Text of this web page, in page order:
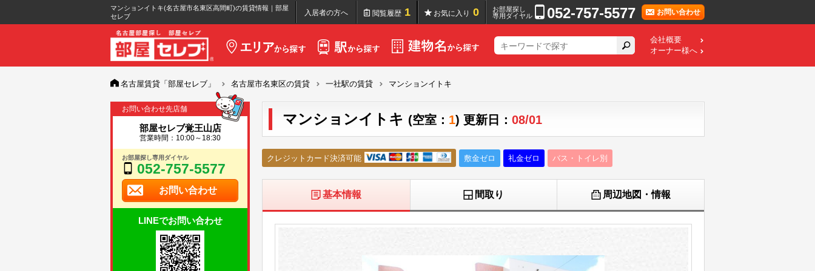
マンションイトキ(名古屋市名東区高間町)の賃貸情報｜部屋
セレブ
入居者の方へ 閲覧履歴 1 お気に入り 0
お部屋探し
専用ダイヤル
052-757-5577 お問い合わせ
会社概要
オーナー様へ
名古屋賃貸「部屋セレブ」 名古屋市名東区の賃貸 一社駅の賃貸 マンションイトキ
お問い合わせ先店舗
部屋セレブ覚王山店
営業時間：10:00～18:30
お部屋探し専用ダイヤル
052-757-5577
お問い合わせ
LINEでお問い合わせ
マンションイトキ (空室： 1) 更新日： 08/01
クレジットカード決済可能 敷金ゼロ 礼金ゼロ バス・トイレ別
基本情報 間取り 周辺地図・情報